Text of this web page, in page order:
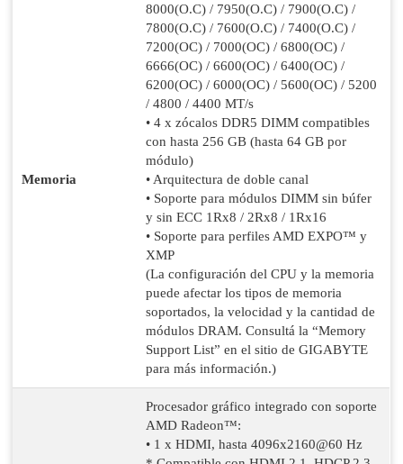
Memoria
8000(O.C) / 7950(O.C) / 7900(O.C) /
7800(O.C) / 7600(O.C) / 7400(O.C) /
7200(OC) / 7000(OC) / 6800(OC) /
6666(OC) / 6600(OC) / 6400(OC) /
6200(OC) / 6000(OC) / 5600(OC) / 5200
/ 4800 / 4400 MT/s
• 4 x zócalos DDR5 DIMM compatibles
con hasta 256 GB (hasta 64 GB por
módulo)
• Arquitectura de doble canal
• Soporte para módulos DIMM sin búfer
y sin ECC 1Rx8 / 2Rx8 / 1Rx16
• Soporte para perfiles AMD EXPO™ y
XMP
(La configuración del CPU y la memoria
puede afectar los tipos de memoria
soportados, la velocidad y la cantidad de
módulos DRAM. Consultá la “Memory
Support List” en el sitio de GIGABYTE
para más información.)
Procesador gráfico integrado con soporte
AMD Radeon™:
• 1 x HDMI, hasta 4096x2160@60 Hz